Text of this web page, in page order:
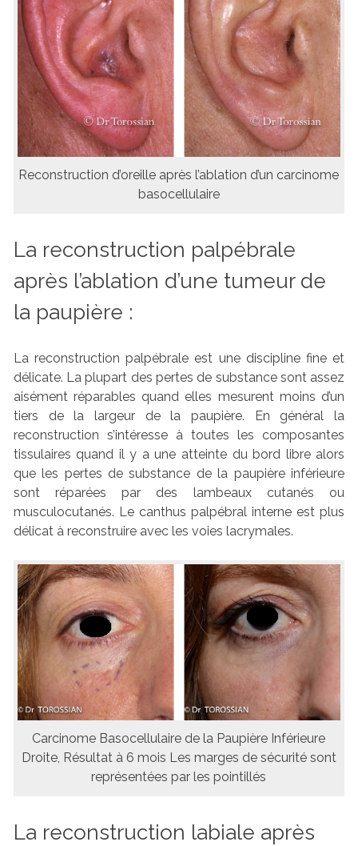
Reconstruction d’oreille après l’ablation d’un carcinome
basocellulaire
La reconstruction palpébrale
après l’ablation d’une tumeur de
la paupière :
La reconstruction palpébrale est une discipline fine et
délicate. La plupart des pertes de substance sont assez
aisément réparables quand elles mesurent moins d’un
tiers de la largeur de la paupière. En général la
reconstruction s’intéresse à toutes les composantes
tissulaires quand il y a une atteinte du bord libre alors
que les pertes de substance de la paupière inférieure
sont réparées par des lambeaux cutanés ou
musculocutanés. Le canthus palpébral interne est plus
délicat à reconstruire avec les voies lacrymales.
Carcinome Basocellulaire de la Paupière Inférieure
Droite, Résultat à 6 mois Les marges de sécurité sont
représentées par les pointillés
La reconstruction labiale après